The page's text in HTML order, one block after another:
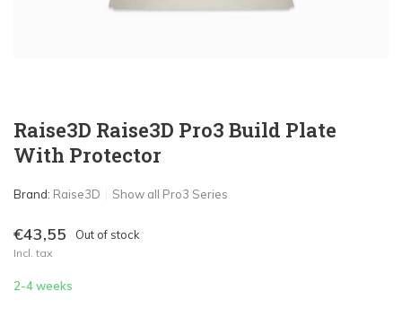
Raise3D Raise3D Pro3 Build Plate
With Protector
Brand: Raise3D Show all Pro3 Series
€43,55 Out of stock
Incl. tax
2-4 weeks